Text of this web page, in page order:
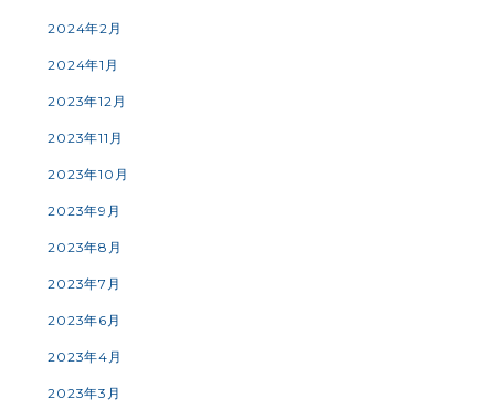
2024年2月
2024年1月
2023年12月
2023年11月
2023年10月
2023年9月
2023年8月
2023年7月
2023年6月
2023年4月
2023年3月